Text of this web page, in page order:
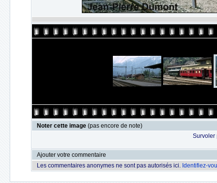
Noter cette image (pas encore de note)
Survoler
Ajouter votre commentaire
Les commentaires anonymes ne sont pas autorisés ici. Identifiez-